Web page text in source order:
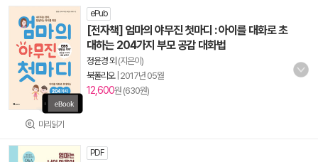
미리읽기
ePub
[전자책] 엄마의 야무진 첫마디 : 아이를 대화로 초
대하는 204가지 부모 공감 대화법
정윤경 외 (지은이)
북폴리오| 2017년 05월
12,600원 (630원)
PDF